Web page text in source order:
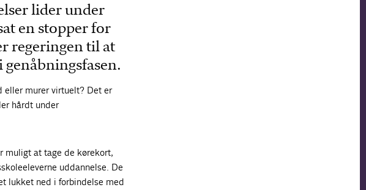
lider under
en stopper for
regeringen til at
eller murer virtuelt? Det er
hårdt under
muligt at tage de kørekort,
uddannelse. De
lukket ned i forbindelse med